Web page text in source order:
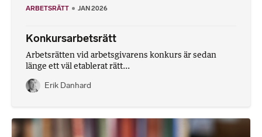
ARBETSRÄTT JAN 2026
Konkursarbetsrätt
Arbetsrätten vid arbetsgivarens konkurs är sedan
länge ett väl etablerat rätt...
Erik Danhard